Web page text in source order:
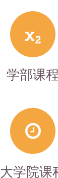
学部课程
大学院课